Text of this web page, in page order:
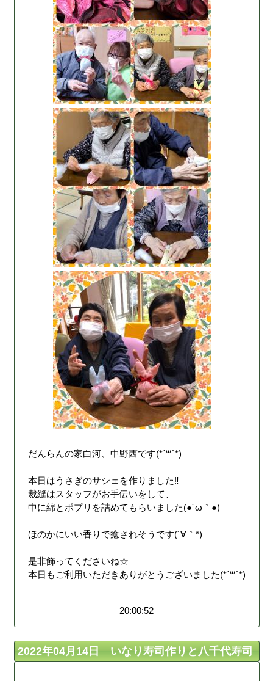
だんらんの家白河、中野西です(*´꒳`*)
本日はうさぎのサシェを作りました‼︎
裁縫はスタッフがお手伝いをして、
中に綿とポプリを詰めてもらいました(●´ω｀●)
ほのかにいい香りで癒されそうです(´∀｀*)
是非飾ってくださいね☆
本日もご利用いただきありがとうございました(*´꒳`*)
20:00:52
2022年04月14日 いなり寿司作りと八千代寿司